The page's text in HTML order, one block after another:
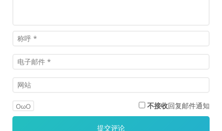
OωO 不接收回复邮件通知